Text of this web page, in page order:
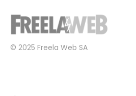
© 2025 Freela Web SA